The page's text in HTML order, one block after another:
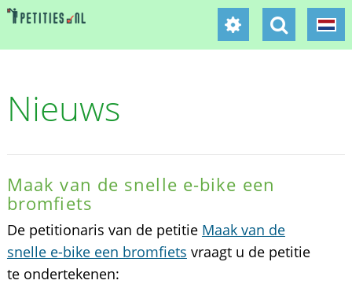
Nieuws
Maak van de snelle e-bike een
bromfiets
De petitionaris van de petitie Maak van de
snelle e-bike een bromfiets vraagt u de petitie
te ondertekenen: